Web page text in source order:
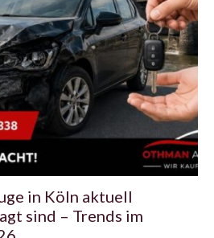
in Köln aktuell
sind – Trends im